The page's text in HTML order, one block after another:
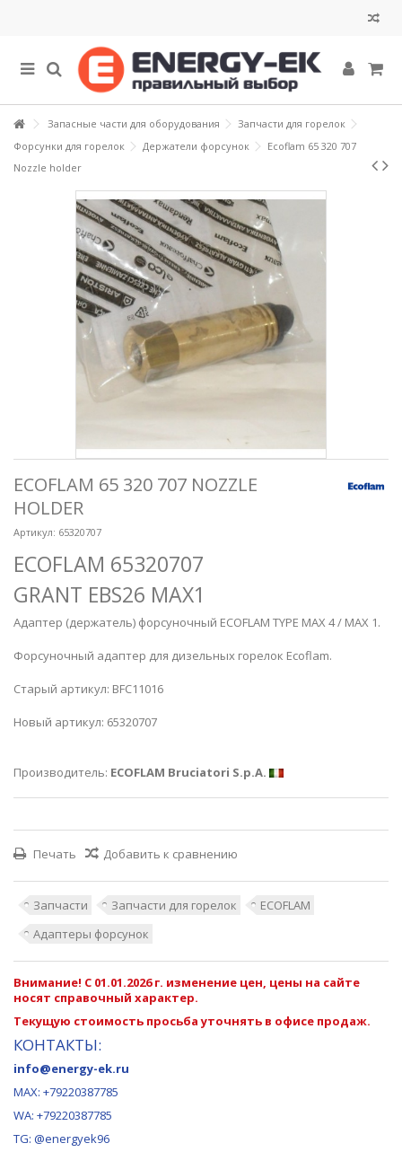
Запасные части для оборудования
Запчасти для горелок
Форсунки для горелок
Держатели форсунок
Ecoflam 65 320 707
Nozzle holder
ECOFLAM 65 320 707 NOZZLE
HOLDER
Артикул: 65320707
ECOFLAM 65320707
GRANT EBS26 MAX1
Адаптер (держатель) форсуночный ECOFLAM TYPE MAX 4 / MAX 1.
Форсуночный адаптер для дизельных горелок Ecoflam.
Старый артикул: BFC11016
Новый артикул: 65320707
Производитель: ECOFLAM Bruciatori S.p.A.
Печать Добавить к сравнению
Запчасти Запчасти для горелок
ECOFLAM
Адаптеры форсунок
Внимание! С 01.01.2026 г. изменение цен, цены на сайте
носят справочный характер.
Текущую стоимость просьба уточнять в офисе продаж.
КОНТАКТЫ:
info@energy-ek.ru
MAX: +79220387785
WA: +79220387785
TG: @energyek96